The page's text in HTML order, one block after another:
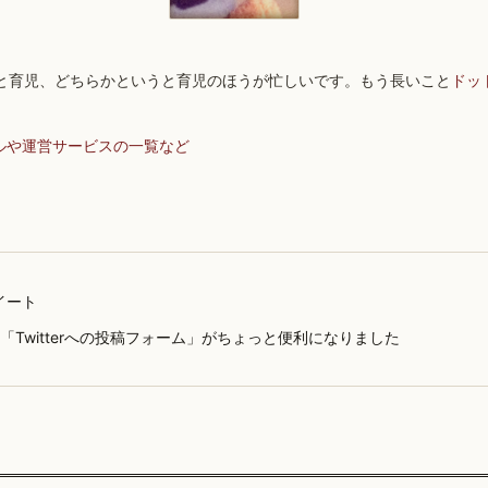
育児、どちらかというと育児のほうが忙しいです。もう長いこと ド
や運営サービスの一覧など
ート
Twitterへの投稿フォーム」がちょっと便利になりました